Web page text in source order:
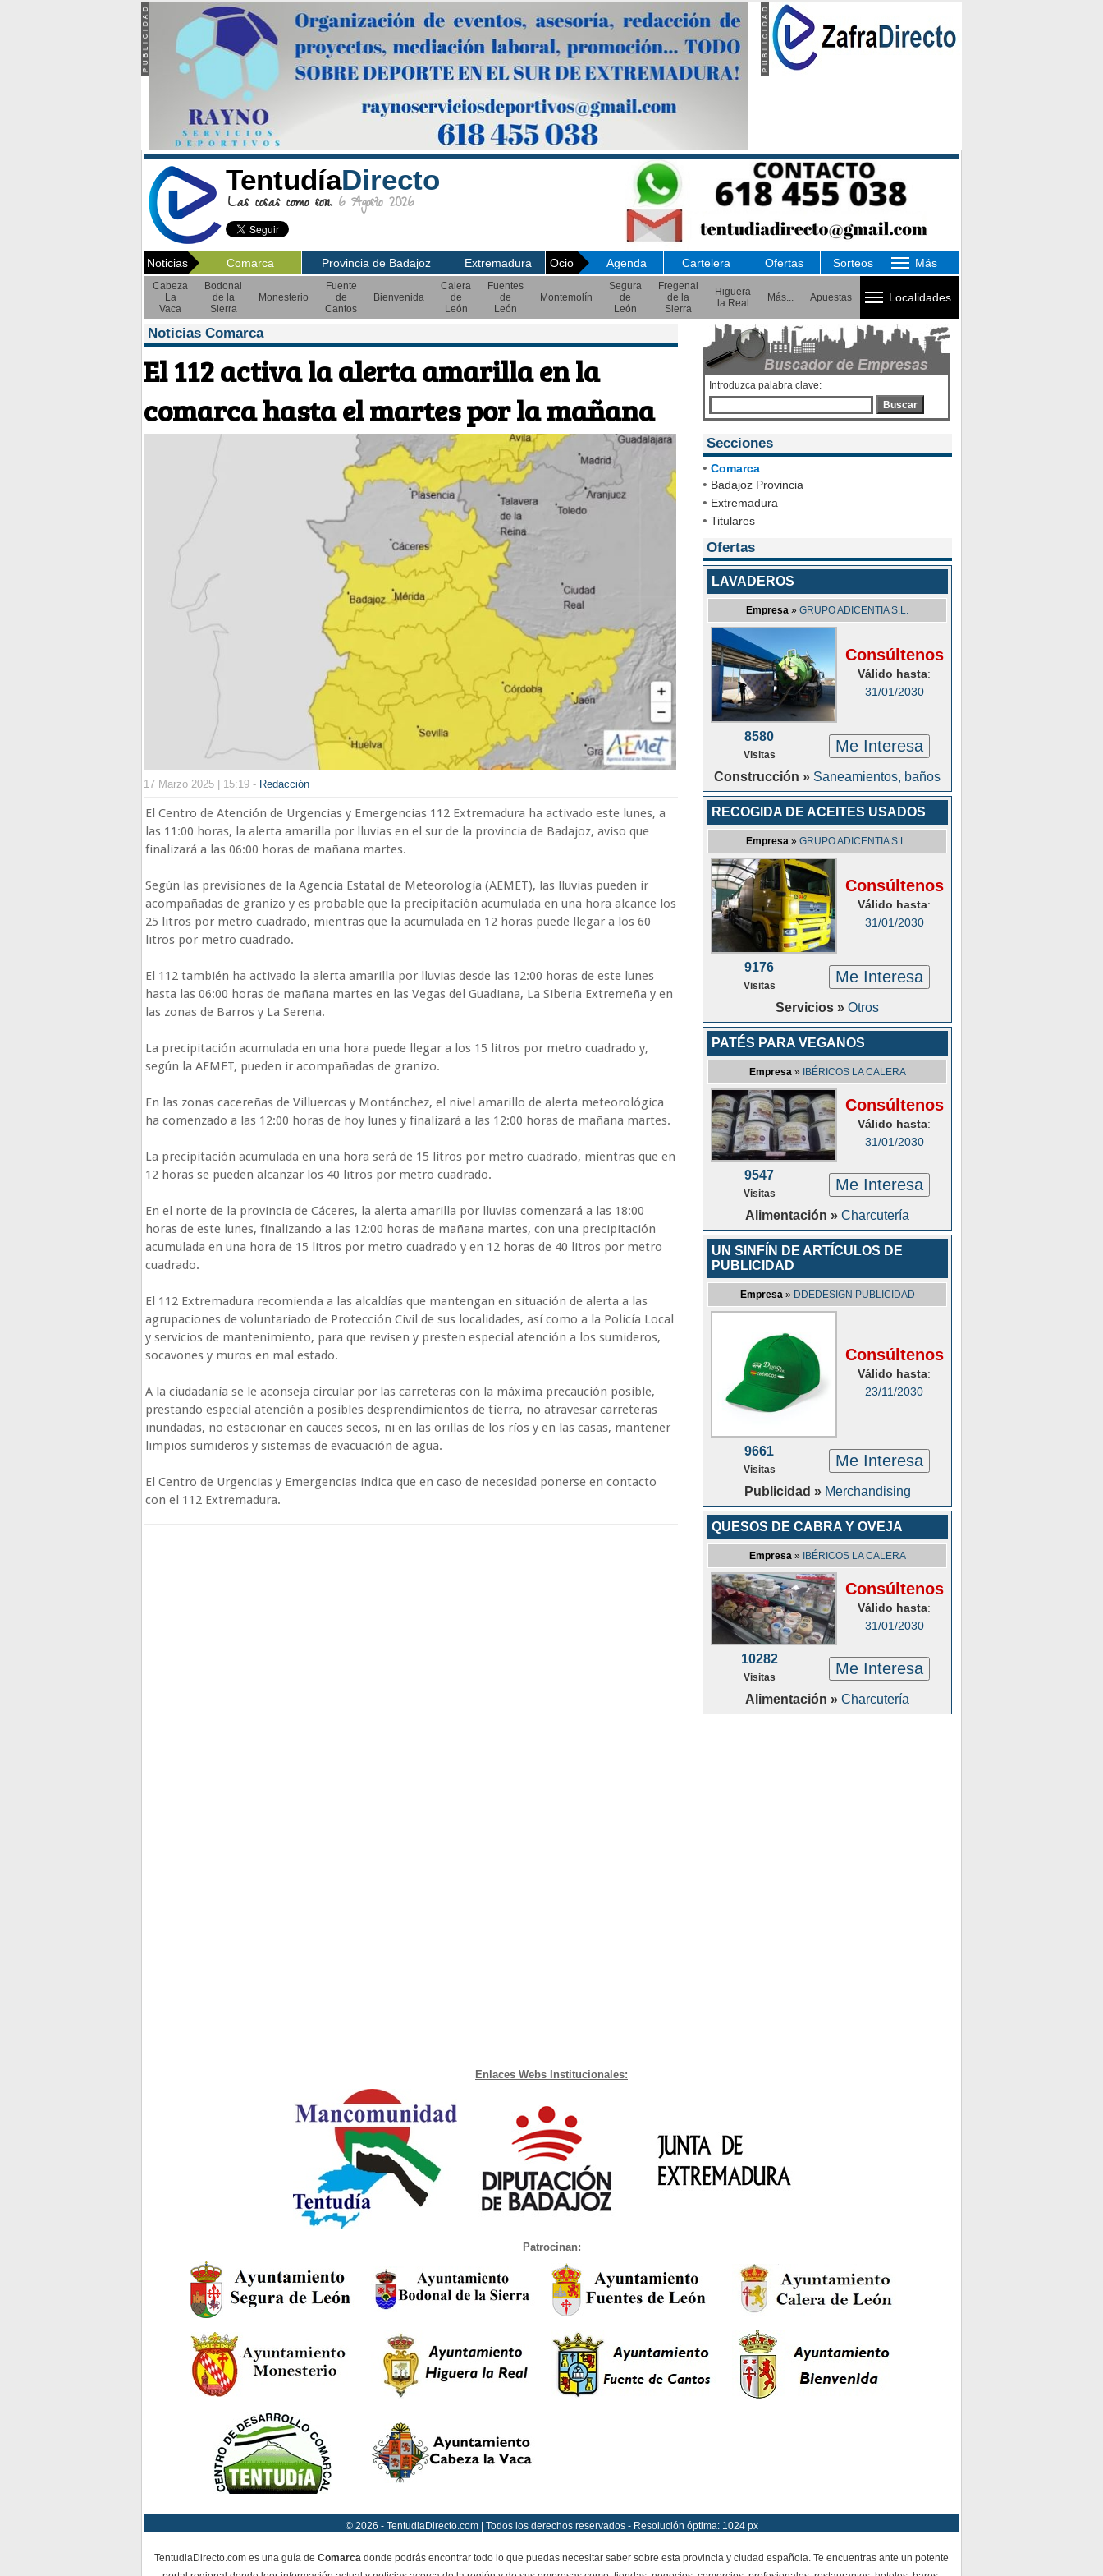
TentudíaDirecto
Las cosas como son. 6 Agosto 2026
Noticias Comarca Provincia de Badajoz Extremadura Ocio Agenda Cartelera Ofertas Sorteos Más
Cabeza
La
Vaca
Bodonal
de la
Sierra
Monesterio
Fuente
de
Cantos
Bienvenida
Calera
de
León
Fuentes
de
León
Montemolín
Segura
de
León
Fregenal
de la
Sierra
Higuera
la Real
Más... Apuestas Localidades
Noticias Comarca
El 112 activa la alerta amarilla en la
comarca hasta el martes por la mañana
17 Marzo 2025 | 15:19 - Redacción
El Centro de Atención de Urgencias y Emergencias 112 Extremadura ha activado este lunes, a
las 11:00 horas, la alerta amarilla por lluvias en el sur de la provincia de Badajoz, aviso que
finalizará a las 06:00 horas de mañana martes.
Según las previsiones de la Agencia Estatal de Meteorología (AEMET), las lluvias pueden ir
acompañadas de granizo y es probable que la precipitación acumulada en una hora alcance los
25 litros por metro cuadrado, mientras que la acumulada en 12 horas puede llegar a los 60
litros por metro cuadrado.
El 112 también ha activado la alerta amarilla por lluvias desde las 12:00 horas de este lunes
hasta las 06:00 horas de mañana martes en las Vegas del Guadiana, La Siberia Extremeña y en
las zonas de Barros y La Serena.
La precipitación acumulada en una hora puede llegar a los 15 litros por metro cuadrado y,
según la AEMET, pueden ir acompañadas de granizo.
En las zonas cacereñas de Villuercas y Montánchez, el nivel amarillo de alerta meteorológica
ha comenzado a las 12:00 horas de hoy lunes y finalizará a las 12:00 horas de mañana martes.
La precipitación acumulada en una hora será de 15 litros por metro cuadrado, mientras que en
12 horas se pueden alcanzar los 40 litros por metro cuadrado.
En el norte de la provincia de Cáceres, la alerta amarilla por lluvias comenzará a las 18:00
horas de este lunes, finalizando a las 12:00 horas de mañana martes, con una precipitación
acumulada en una hora de 15 litros por metro cuadrado y en 12 horas de 40 litros por metro
cuadrado.
El 112 Extremadura recomienda a las alcaldías que mantengan en situación de alerta a las
agrupaciones de voluntariado de Protección Civil de sus localidades, así como a la Policía Local
y servicios de mantenimiento, para que revisen y presten especial atención a los sumideros,
socavones y muros en mal estado.
A la ciudadanía se le aconseja circular por las carreteras con la máxima precaución posible,
prestando especial atención a posibles desprendimientos de tierra, no atravesar carreteras
inundadas, no estacionar en cauces secos, ni en las orillas de los ríos y en las casas, mantener
limpios sumideros y sistemas de evacuación de agua.
El Centro de Urgencias y Emergencias indica que en caso de necesidad ponerse en contacto
con el 112 Extremadura.
Introduzca palabra clave:
Buscar
Secciones
• Comarca
• Badajoz Provincia
• Extremadura
• Titulares
Ofertas
LAVADEROS
Empresa » GRUPO ADICENTIA S.L.
Consúltenos
Válido hasta:
31/01/2030
8580
Visitas Me Interesa
Construcción » Saneamientos, baños
RECOGIDA DE ACEITES USADOS
Empresa » GRUPO ADICENTIA S.L.
Consúltenos
Válido hasta:
31/01/2030
9176
Visitas Me Interesa
Servicios » Otros
PATÉS PARA VEGANOS
Empresa» IBÉRICOS LA CALERA
Consúltenos
Válido hasta:
31/01/2030
9547
Visitas Me Interesa
Alimentación » Charcutería
UN SINFÍN DE ARTÍCULOS DE
PUBLICIDAD
Empresa» DDEDESIGN PUBLICIDAD
Consúltenos
Válido hasta:
23/11/2030
9661
Visitas Me Interesa
Publicidad » Merchandising
QUESOS DE CABRA Y OVEJA
Empresa» IBÉRICOS LA CALERA
Consúltenos
Válido hasta:
31/01/2030
10282
Visitas Me Interesa
Alimentación » Charcutería
Enlaces Webs Institucionales:
Patrocinan:
© 2026 - TentudiaDirecto.com | Todos los derechos reservados - Resolución óptima: 1024 px
TentudiaDirecto.com es una guía de Comarca donde podrás encontrar todo lo que puedas necesitar saber sobre esta provincia y ciudad española. Te encuentras ante un potente